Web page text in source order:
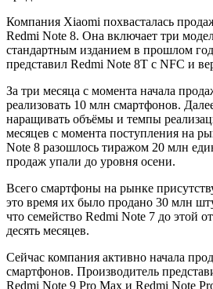
Компания Xiaomi похвасталась
Redmi Note 8. Она включает три
стандартным изданием в прошлом
представил Redmi Note 8T с NFC и
За три месяца с момента начала
реализовать 10 млн смартфонов.
наращивать объёмы и темпы
месяцев с момента поступления на
Note 8 разошлось тиражом 20 млн
продаж упали до уровня осени.
Всего смартфоны на рынке
это время их было продано 30 млн
что семейство Redmi Note 7 до этой
десять месяцев.
Сейчас компания активно начала
смартфонов. Производитель
Redmi Note 9 Pro Max и Redmi Note